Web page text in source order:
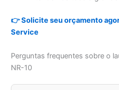
👉 Solicite seu orçamento
Service
Perguntas frequentes sobre o
NR-10